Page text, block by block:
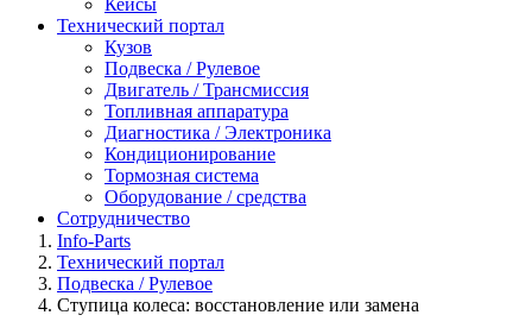
Кейсы
Технический портал
Кузов
Подвеска / Рулевое
Двигатель / Трансмиссия
Топливная аппаратура
Диагностика / Электроника
Кондиционирование
Тормозная система
Оборудование / средства
Сотрудничество
Info-Parts
Технический портал
Подвеска / Рулевое
Ступица колеса: восстановление или замена